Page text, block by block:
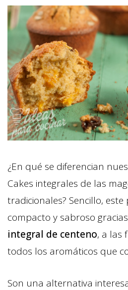
¿En qué se diferencian
Cakes integrales de las
tradicionales? Sencillo,
compacto y sabroso
integral de centeno, a las
todos los aromáticos que
Son una alternativa